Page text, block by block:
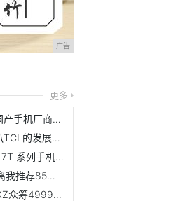
广告
更多
荣耀加大线下渠道建设力度 国产手机厂商线下大战一触即发!
国产手机中的元老级品牌 细扒TCL的发展史!
观察 | 10 月 15 日发布的一加 7T 系列手机，有哪些亮点和槽点？!
客厅电视怎么选？4m观看距离我推荐85吋巨幕电视!
还是不支持电信 索尼Xperia XZ众筹4999元起!